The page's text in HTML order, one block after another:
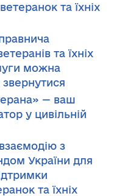
та їхніх
та їхніх
можна
— ваш
у цивільній
з
України для
та їхніх